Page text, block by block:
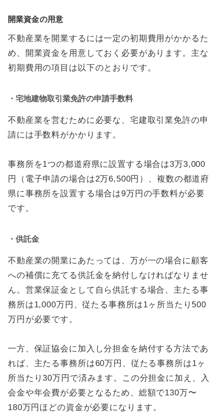
開業資金の用意
不動産業を開業するには一定の初期費用がかかるた
め、開業資金を用意しておく必要があります。主な
初期費用の項目は以下のとおりです。
・宅地建物取引業免許の申請手数料
不動産業を営むために必要な、宅建取引業免許の申
請には手数料がかかります。
事務所を1つの都道府県に設置する場合は3万3,000
円（電子申請の場合は2万6,500円）、複数の都道府
県に事務所を設置する場合は9万円の手数料が必要
です。
・供託金
不動産業の開業にあたっては、万が一の場合に顧客
への補償に充てる供託金を納付しなければなりませ
ん。営業保証金として自ら供託する場合、主たる事
務所は1,000万円、従たる事務所は1ヶ所当たり500
万円が必要です。
一方、保証協会に加入し分担金を納付する方法であ
れば、主たる事務所は60万円、従たる事務所は1ヶ
所当たり30万円で済みます。この分担金に加え、入
会金や年会費が必要となるため、総額で130万〜
180万円ほどの資金が必要になります。